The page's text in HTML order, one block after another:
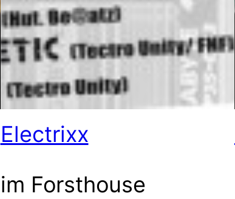
Electrixx
im Forsthouse